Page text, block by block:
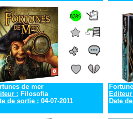
83%
de mer
: Filosofia
de sortie : 04-07-2011
Editeur
Date